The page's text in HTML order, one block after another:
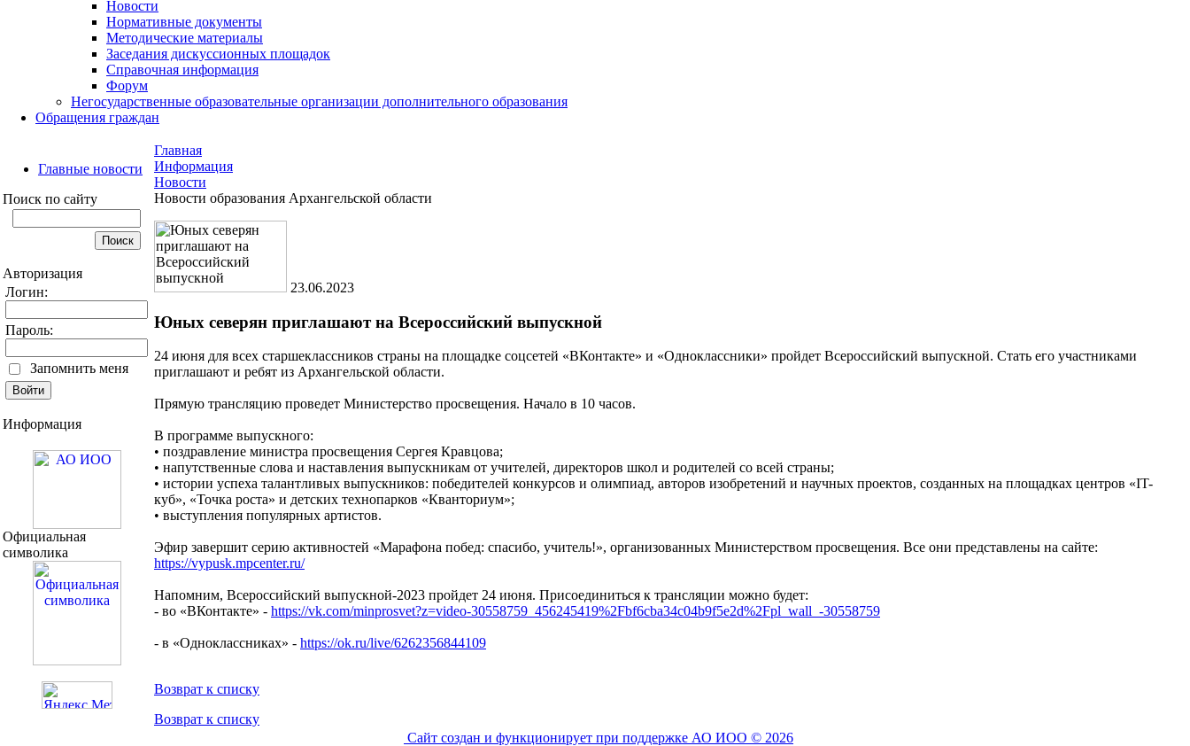
Новости
Нормативные документы
Методические материалы
Заседания дискуссионных площадок
Справочная информация
Форум
Негосударственные образовательные организации дополнительного образования
Обращения граждан
Главные новости
Поиск по сайту
Авторизация
Логин:
Пароль:
Запомнить меня
Информация
Официальная
символика
Главная
Информация
Новости
Новости образования Архангельской области
23.06.2023
Юных северян приглашают на Всероссийский выпускной
24 июня для всех старшеклассников страны на площадке соцсетей «ВКонтакте» и «Одноклассники» пройдет Всероссийский выпускной. Стать его участниками
приглашают и ребят из Архангельской области.
Прямую трансляцию проведет Министерство просвещения. Начало в 10 часов.
В программе выпускного:
• поздравление министра просвещения Сергея Кравцова;
• напутственные слова и наставления выпускникам от учителей, директоров школ и родителей со всей страны;
• истории успеха талантливых выпускников: победителей конкурсов и олимпиад, авторов изобретений и научных проектов, созданных на площадках центров «IT-
куб», «Точка роста» и детских технопарков «Кванториум»;
• выступления популярных артистов.
Эфир завершит серию активностей «Марафона побед: спасибо, учитель!», организованных Министерством просвещения. Все они представлены на сайте:
https://vypusk.mpcenter.ru/
Напомним, Всероссийский выпускной-2023 пройдет 24 июня. Присоединиться к трансляции можно будет:
- во «ВКонтакте» - https://vk.com/minprosvet?z=video-30558759_456245419%2Fbf6cba34c04b9f5e2d%2Fpl_wall_-30558759
- в «Одноклассниках» - https://ok.ru/live/6262356844109
Возврат к списку
Возврат к списку
Сайт создан и функционирует при поддержке АО ИОО © 2026